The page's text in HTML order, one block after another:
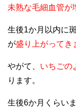
未熟な毛細血管が
生後1か月以内に
が盛り上がってき
やがて、 いちごの
ります。
生後6か月くらい